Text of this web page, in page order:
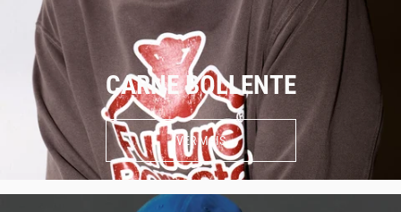
CARNE BOLLENTE
VER MAIS